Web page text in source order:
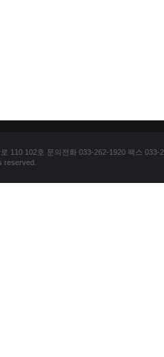
110 102호 문의전화 033-262-1920 팩스 033-
reserved.